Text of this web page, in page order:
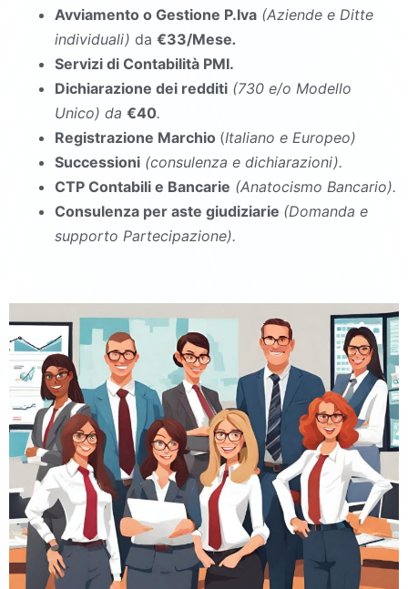
Avviamento o Gestione P.Iva (Aziende e Ditte
individuali) da €33/Mese.
Servizi di Contabilità PMI.
Dichiarazione dei redditi (730 e/o Modello
Unico) da €40.
Registrazione Marchio (Italiano e Europeo)
Successioni (consulenza e dichiarazioni).
CTP Contabili e Bancarie (Anatocismo Bancario).
Consulenza per aste giudiziarie (Domanda e
supporto Partecipazione).